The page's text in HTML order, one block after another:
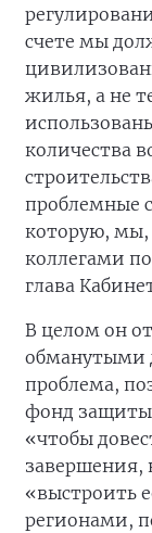
счете мы
жилья, а не
количества
проблемные
которую, мы,
коллегами
глава
В целом он
обманутыми
проблема,
фонд защиты
«чтобы
завершения,
«выстроить
регионами,